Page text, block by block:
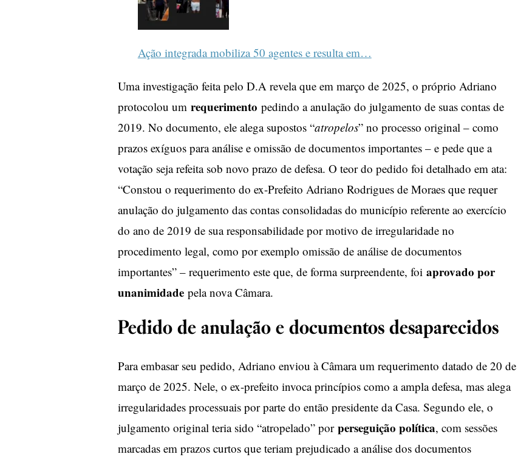
Ação integrada mobiliza 50 agentes e resulta em…
Uma investigação feita pelo D.A revela que em março de 2025, o próprio Adriano
protocolou um requerimento pedindo a anulação do julgamento de suas contas de
2019. No documento, ele alega supostos “atropelos” no processo original – como
prazos exíguos para análise e omissão de documentos importantes – e pede que a
votação seja refeita sob novo prazo de defesa. O teor do pedido foi detalhado em ata:
“Constou o requerimento do ex-Prefeito Adriano Rodrigues de Moraes que requer
anulação do julgamento das contas consolidadas do município referente ao exercício
do ano de 2019 de sua responsabilidade por motivo de irregularidade no
procedimento legal, como por exemplo omissão de análise de documentos
importantes” – requerimento este que, de forma surpreendente, foi aprovado por
unanimidadepela nova Câmara.
Pedido de anulação e documentos desaparecidos
Para embasar seu pedido, Adriano enviou à Câmara um requerimento datado de 20 de
março de 2025. Nele, o ex-prefeito invoca princípios como a ampla defesa, mas alega
irregularidades processuais por parte do então presidente da Casa. Segundo ele, o
julgamento original teria sido “atropelado” por perseguição política, com sessões
marcadas em prazos curtos que teriam prejudicado a análise dos documentos